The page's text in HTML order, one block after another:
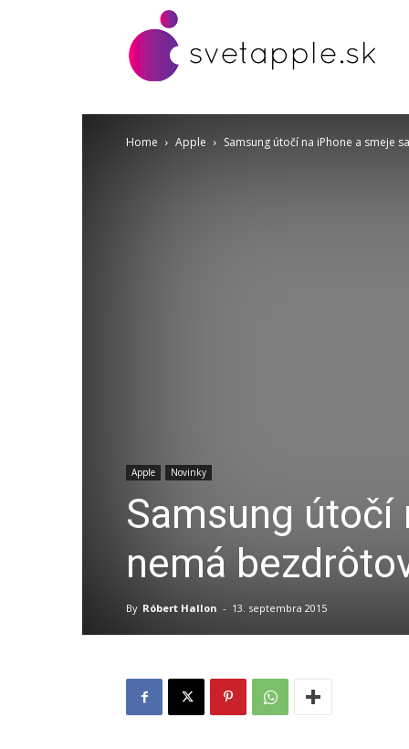
Home Apple Samsung útočí na iPhone a smeje
Apple Novinky
Samsung útočí
nemá
By Róbert Hallon - 13. septembra 2015